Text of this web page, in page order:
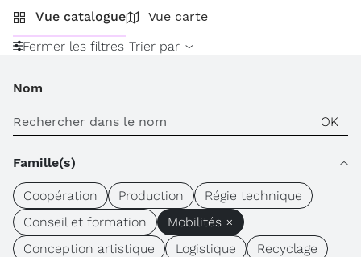
Vue catalogue
Vue carte
Fermer les filtres Trier par
Nom
Famille(s)
Coopération Production
Régie technique
Conseil et formation
Mobilités ×
Conception artistique
Logistique
Recyclage